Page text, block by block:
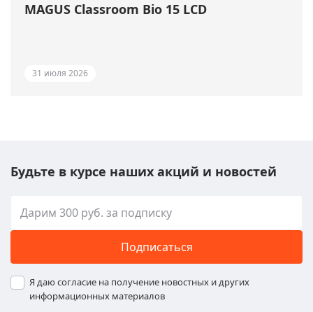
MAGUS Classroom Bio 15 LCD
31 июля 2026
Будьте в курсе наших акций и новостей
Подписаться
Я даю согласие на получение новостных и других
информационных материалов